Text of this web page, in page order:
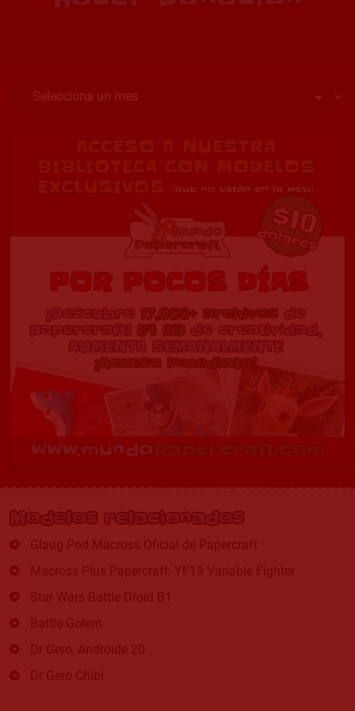
Modelos relacionados
Glaug Pod Macross Oficial de Papercraft
Macross Plus Papercraft: YF19 Variable Fighter
Star Wars Battle Droid B1
Battle Golem
Dr Gero, Androide 20
Dr Gero Chibi